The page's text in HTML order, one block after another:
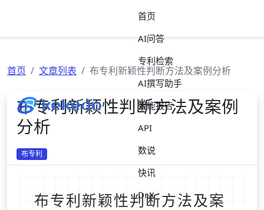
首页
AI问答
专利检索
AI撰写助手
智能报告
API
数说
快讯
Dr.X
首页 文章列表 布专利新颖性判断方法及案例分析
布专利新颖性判断方法及案例
分析
布专利
布专利新颖性判断方法及案